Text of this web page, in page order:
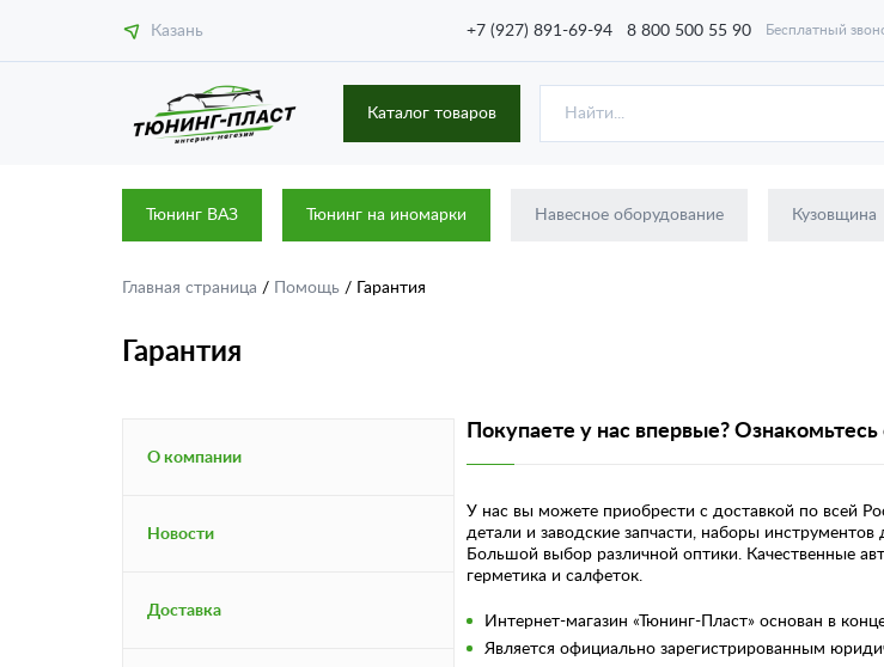
Казань +7 (927) 891-69-94 8 800 500 55 90 Бесплатный
Каталог товаров
Тюнинг ВАЗ Тюнинг на иномарки Навесное оборудование Кузовщина
Главная страница / Помощь / Гарантия
Гарантия
О компании
Новости
Доставка
Покупаете у нас впервые?
У нас вы можете приобрести с доставкой по всей
детали и заводские запчасти, наборы
Большой выбор различной оптики. Качественные
герметика и салфеток.
Интернет-магазин «Тюнинг-Пласт» основан в
Является официально зарегистрированным